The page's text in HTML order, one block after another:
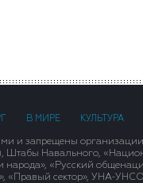
В МИРЕ КУЛЬТУРА
и запрещены
Штабы Навального,
народа», «Русский
«Правый сектор», УНА-